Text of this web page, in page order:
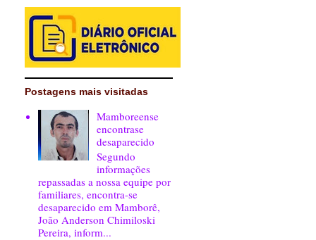
Postagens mais visitadas
Mamboreense
encontrase
desaparecido
Segundo
informações
repassadas a nossa equipe por
familiares, encontra-se
desaparecido em Mamborê,
João Anderson Chimiloski
Pereira, inform...